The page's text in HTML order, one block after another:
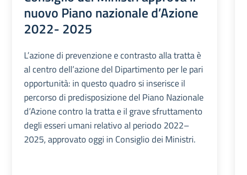
nuovo Piano nazionale d’Azione
2022- 2025
L’azione di prevenzione e contrasto alla tratta è
al centro dell’azione del Dipartimento per le pari
opportunità: in questo quadro si inserisce il
percorso di predisposizione del Piano Nazionale
d’Azione contro la tratta e il grave sfruttamento
degli esseri umani relativo al periodo 2022–
2025, approvato oggi in Consiglio dei Ministri.